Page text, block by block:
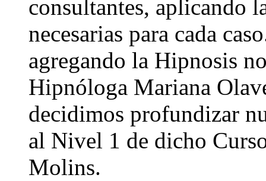
consultantes, aplicando
necesarias para cada
agregando la Hipnosis
Hipnóloga Mariana
decidimos profundizar
al Nivel 1 de dicho
Molins.